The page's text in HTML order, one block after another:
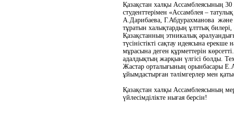
Қазақстан халқы Ассамблеясының
студенттерімен «Ассамблея –
А.Дарибаева, Г.Абдурахманова және
тұратын халықтардың ұлттық
Қазақстанның этникалық
түсіністікті сақтау идеясына
мұрасына деген құрметтерін
адалдықтың жарқын үлгісі болды.
Жастар орталығының орынбасары
ұйымдастырған тәлімгерлер мен
Қазақстан халқы Ассамблеясының
үйлесімділікте нығая берсін!